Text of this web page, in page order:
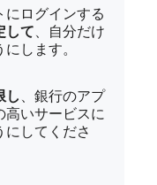
ログインする
して 、自分だけ
します。
し
、銀行のアプ
高いサービスに
してくださ